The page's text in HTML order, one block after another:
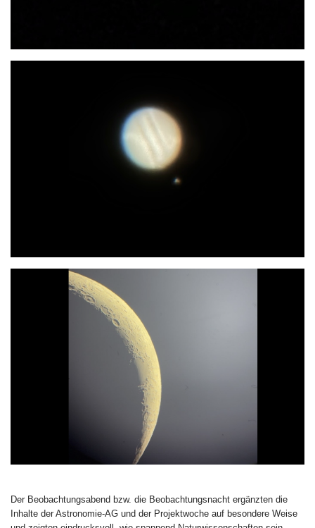
Der Beobachtungsabend bzw. die Beobachtungsnacht ergänzten die
Inhalte der Astronomie-AG und der Projektwoche auf besondere Weise